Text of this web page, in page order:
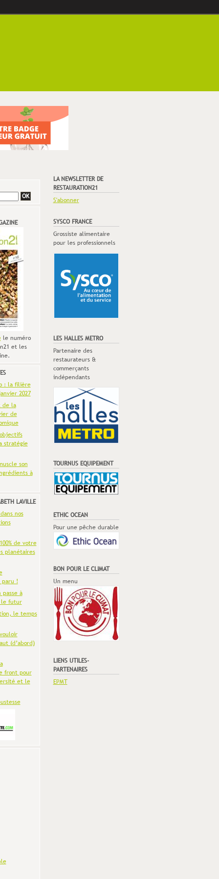
le numéro
et les
: la filière
2027
de la
de
stratégie
son
à
LAVILLE
nos
de votre
planétaires
paru !
passe à
le futur
le temps
(d’abord)
front pour
et le
LA NEWSLETTER DE
RESTAURATION21
S'abonner
SYSCO FRANCE
Grossiste alimentaire
pour les professionnels
LES HALLES METRO
Partenaire des
restaurateurs &
commerçants
indépendants
TOURNUS EQUIPEMENT
ETHIC OCEAN
Pour une pêche durable
BON POUR LE CLIMAT
Un menu
LIENS UTILES-
PARTENAIRES
EPMT